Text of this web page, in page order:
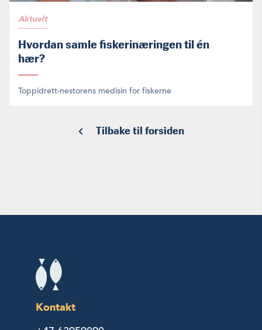
Aktuelt
Hvordan samle fiskerinæringen til én
hær?
Toppidrett-nestorens medisin for fiskerne
Tilbake til forsiden
Kontakt